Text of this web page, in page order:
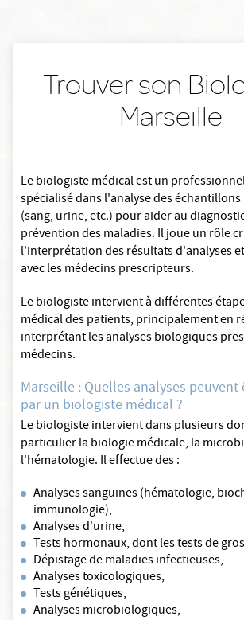
Trouver son
Marseille
Le biologiste médical est un
spécialisé dans l'analyse des
(sang, urine, etc.) pour aider au
prévention des maladies. Il joue un rôle
l'interprétation des résultats d'analyses
avec les médecins prescripteurs.
Le biologiste intervient à différentes
médical des patients, principalement en
interprétant les analyses biologiques
médecins.
Marseille : Quelles analyses peuvent
par un biologiste médical ?
Le biologiste intervient dans plusieurs
particulier la biologie médicale, la
l'hématologie. Il effectue des :
Analyses sanguines (hématologie,
immunologie),
Analyses d'urine,
Tests hormonaux, dont les tests de
Dépistage de maladies infectieuses,
Analyses toxicologiques,
Tests génétiques,
Analyses microbiologiques,